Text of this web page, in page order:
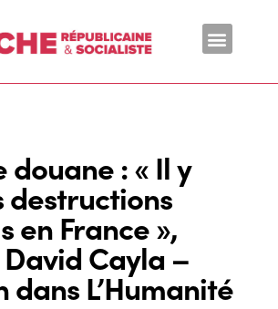
douane : « Il y
destructions
en France »,
Cayla –
L’Humanité